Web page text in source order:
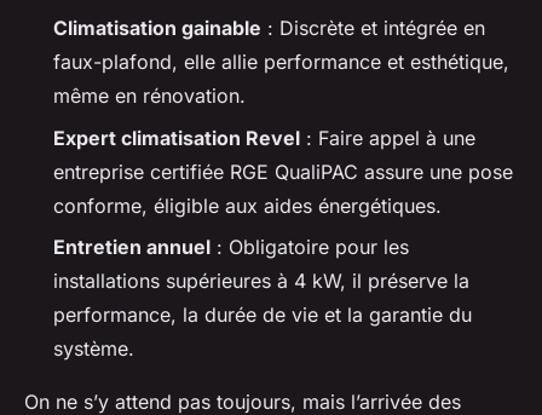
Climatisation gainable : Discrète et intégrée en
faux-plafond, elle allie performance et esthétique,
même en rénovation.
Expert climatisation Revel : Faire appel à une
entreprise certifiée RGE QualiPAC assure une pose
conforme, éligible aux aides énergétiques.
Entretien annuel : Obligatoire pour les
installations supérieures à 4 kW, il préserve la
performance, la durée de vie et la garantie du
système.
On ne s’y attend pas toujours, mais l’arrivée des